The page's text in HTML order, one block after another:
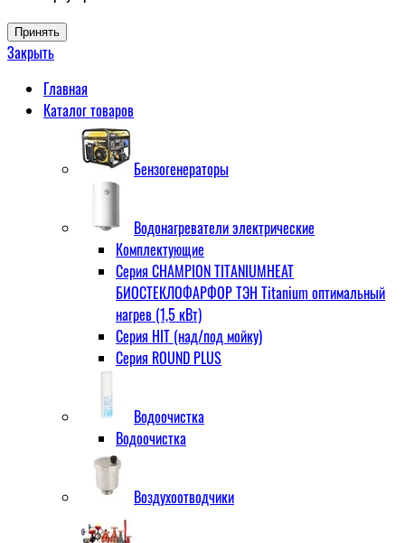
Принять
Закрыть
Главная
Каталог товаров
Бензогенераторы
Водонагреватели электрические
Комплектующие
Серия CHAMPION TITANIUMHEAT
БИОСТЕКЛОФАРФОР ТЭН Titanium оптимальный
нагрев (1,5 кВт)
Серия HIT (над/под мойку)
Серия ROUND PLUS
Водоочистка
Водоочистка
Воздухоотводчики